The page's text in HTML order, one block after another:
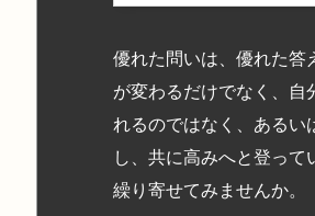
優れた問いは、優れた答
が変わるだけでなく、
れるのではなく、あるい
し、共に高みへと登っ
繰り寄せてみませんか。